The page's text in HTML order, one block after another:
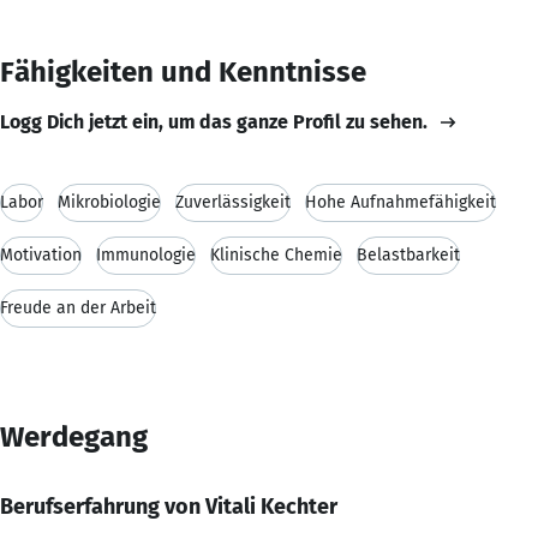
Fähigkeiten und Kenntnisse
Logg Dich jetzt ein, um das ganze Profil zu sehen.
Labor Mikrobiologie Zuverlässigkeit Hohe Aufnahmefähigkeit
Motivation Immunologie Klinische Chemie Belastbarkeit
Freude an der Arbeit
Werdegang
Berufserfahrung von Vitali Kechter